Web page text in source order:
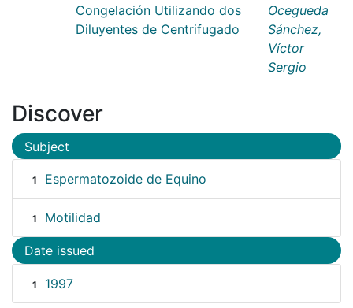
Congelación Utilizando dos
Diluyentes de Centrifugado
Ocegueda
Sánchez,
Víctor
Sergio
Discover
Subject
1 Espermatozoide de Equino
1 Motilidad
Date issued
1 1997